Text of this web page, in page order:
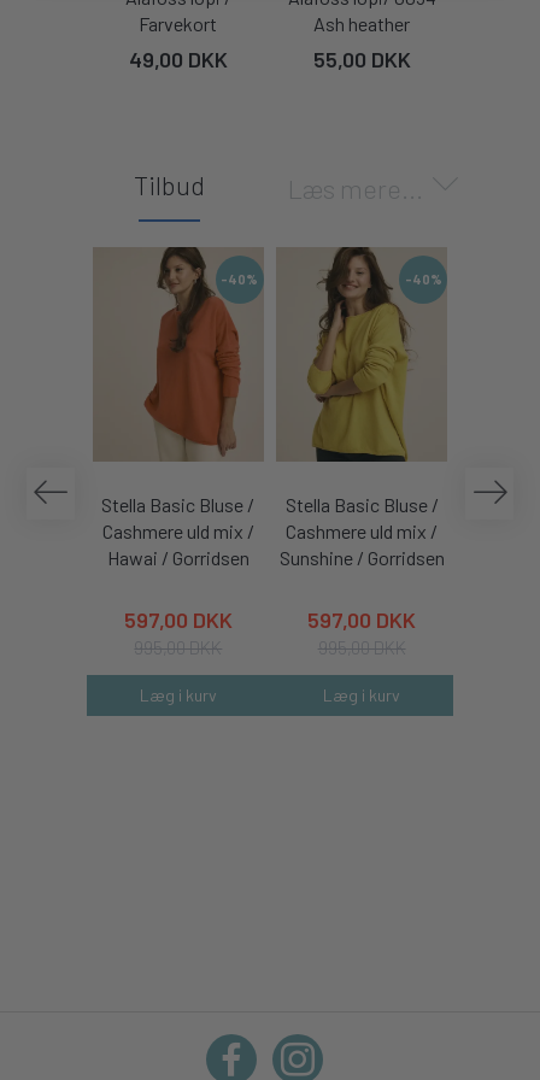
Farvekort
49,00 DKK
Ash heather
55,00 DKK
Læs mere...
Tilbud
-40%
Stella Basic Bluse /
Cashmere uld mix /
Hawai / Gorridsen
597,00 DKK
995,00 DKK
Læg i kurv
-40%
Stella Basic Bluse /
Cashmere uld mix /
Sunshine / Gorridsen
597,00 DKK
995,00 DKK
Læg i kurv
Stella